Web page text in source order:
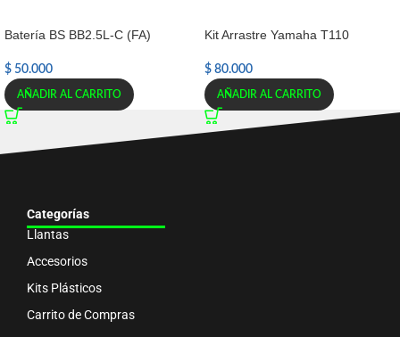
Batería BS BB2.5L-C (FA)
$ 50.000
AÑADIR AL CARRITO
Kit Arrastre Yamaha T110
$ 80.000
AÑADIR AL CARRITO
Categorías
Llantas
Accesorios
Kits Plásticos
Carrito de Compras